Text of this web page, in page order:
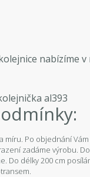
nabízíme
míru. Po objednání
zadáme výrobu.
Do délky 200 cm